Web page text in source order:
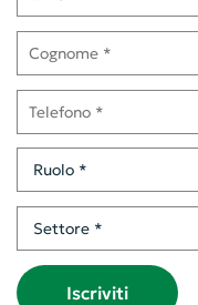
Cognome
Telefono
Ruolo
Settore
Iscriviti